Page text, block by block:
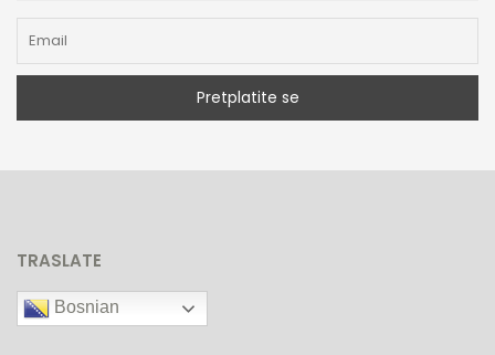
TRASLATE
Bosnian